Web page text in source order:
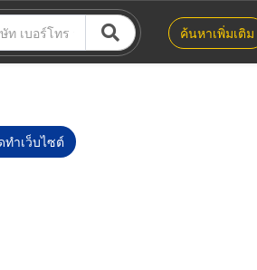
ค้นหาเพิ่มเติม
ำเว็บไซต์